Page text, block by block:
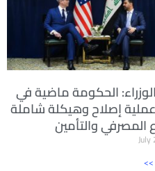
الحكومة ماضية في
إصلاح وهيكلة شاملة
المصرفي والتأمين